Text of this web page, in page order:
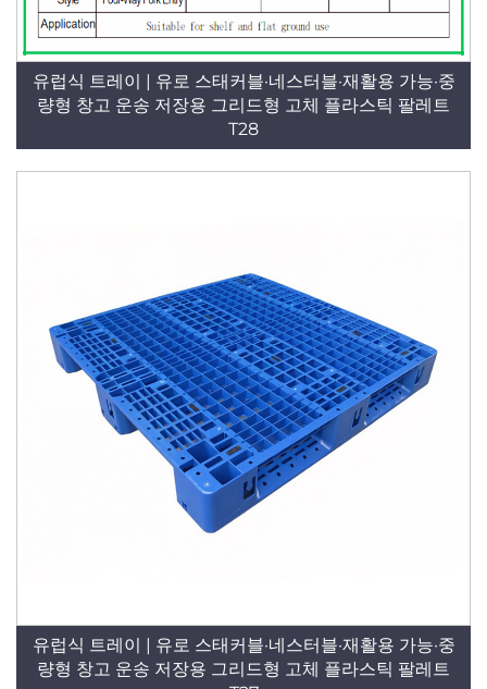
유럽식 트레이 | 유로 스태커블·네스터블·재활용 가능·중
량형 창고 운송 저장용 그리드형 고체 플라스틱 팔레트
T28
유럽식 트레이 | 유로 스태커블·네스터블·재활용 가능·중
량형 창고 운송 저장용 그리드형 고체 플라스틱 팔레트